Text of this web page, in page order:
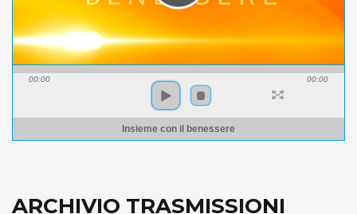
00:00 00:00
Insieme con il benessere
ARCHIVIO TRASMISSIONI